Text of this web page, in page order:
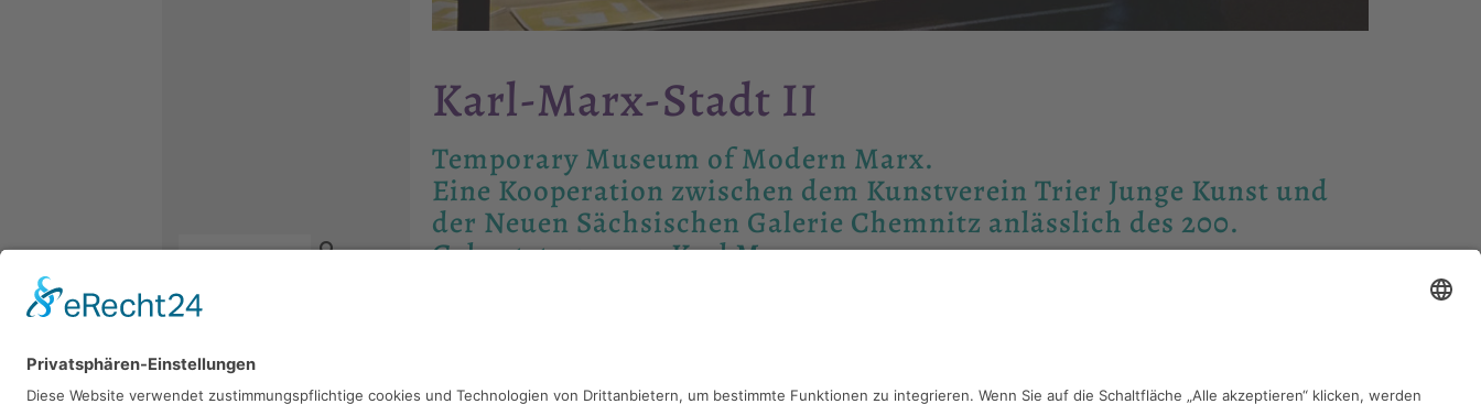
Kontakt
Newsletter
Impressum
Karl-Marx-Stadt II
Temporary Museum of Modern Marx.
Eine Kooperation zwischen dem Kunstverein Trier Junge Kunst und
der Neuen Sächsischen Galerie Chemnitz anlässlich des 200.
Geburtstages von Karl Marx.